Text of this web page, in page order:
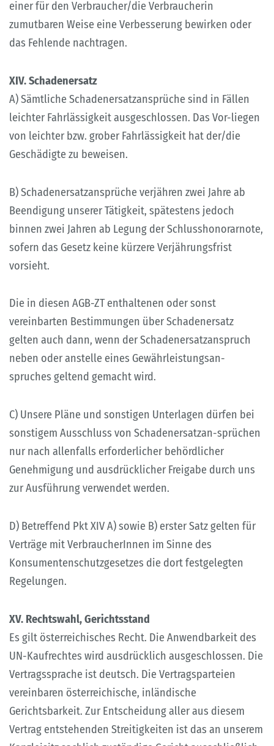
einer für den Verbraucher/die Verbraucherin
zumutbaren Weise eine Verbesserung bewirken oder
das Fehlende nachtragen.
XIV. Schadenersatz
A) Sämtliche Schadenersatzansprüche sind in Fällen
leichter Fahrlässigkeit ausgeschlossen. Das Vor-liegen
von leichter bzw. grober Fahrlässigkeit hat der/die
Geschädigte zu beweisen.
B) Schadenersatzansprüche verjähren zwei Jahre ab
Beendigung unserer Tätigkeit, spätestens jedoch
binnen zwei Jahren ab Legung der Schlusshonorarnote,
sofern das Gesetz keine kürzere Verjährungsfrist
vorsieht.
Die in diesen AGB-ZT enthaltenen oder sonst
vereinbarten Bestimmungen über Schadenersatz
gelten auch dann, wenn der Schadenersatzanspruch
neben oder anstelle eines Gewährleistungsan-
spruches geltend gemacht wird.
C) Unsere Pläne und sonstigen Unterlagen dürfen bei
sonstigem Ausschluss von Schadenersatzan-sprüchen
nur nach allenfalls erforderlicher behördlicher
Genehmigung und ausdrücklicher Freigabe durch uns
zur Ausführung verwendet werden.
D) Betreffend Pkt XIV A) sowie B) erster Satz gelten für
Verträge mit VerbraucherInnen im Sinne des
Konsumentenschutzgesetzes die dort festgelegten
Regelungen.
XV. Rechtswahl, Gerichtsstand
Es gilt österreichisches Recht. Die Anwendbarkeit des
UN-Kaufrechtes wird ausdrücklich ausgeschlossen. Die
Vertragssprache ist deutsch. Die Vertragsparteien
vereinbaren österreichische, inländische
Gerichtsbarkeit. Zur Entscheidung aller aus diesem
Vertrag entstehenden Streitigkeiten ist das an unserem